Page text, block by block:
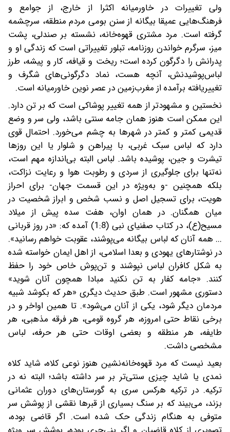
ولی تغییرات در خاورمیانه اکثرا از خارج، از جوامع و
فرهنگ‌هایی عمیقا بیگانه از سنن بومی مردم منطقه، سرچشمه
گرفته است. مرد مشتری قهوه‌خانه، نشسته بر صندلی، پشت
میز، سرگرم خواندن روزنامه، تبلور تغییراتی است که زندگی او و
پدرانش را دگرگون کرده است؛ ریخت و قیافه، کار و پیشه، طرز
لباس‌پوشیدنش، آنچه هست، نماد دگرگونی‌های شگرف و
تغییر‌یافته برآمده از مغرب‌زمین در عصر نوین خاورمیانه است.
نخستین و مشهودتر از همه تغییر پوشاکی است که بر تن دارد.
این ممکن است هنوز همان جامه سنتی باشد، ولی سر و وضع
قدیمی کمتر و کمتر در شهرها به چشم می‌خورد. احتمال قوی
دارد که لباس سبک غربی، با پیراهن و شلوار‌ یا این روزها
تیشرت و جین، پوشیده باشد. لباس‌ البته‌ بی‌اندازه مهم است،
نه‌تنها برای جلوگیری از سردی و رطوبت هوا و رعایت نزاکت،
بلکه همچنین -و به‌ویژه در این قسمت جهان- برای احراز
هویت، برای تسجیل اصل و نسب شخص و ابراز شخصیت در
میان همگنان. در همان اوان، هفت سده پیش از میلاد
مسیح‌(ع)، در کتاب صفنیای نبی (1:8) آمده که: «در روز قربانی
... همه آنان که لباس بیگانه می‌پوشند، عقوبت خواهم رسانید».
در نوشتارهای یهودی و بعدا اسلامی، از اهل ایمان خواسته شده
به شکل کافران لباس نپوشند و تن‌پوش خاص خود را حفظ
کنند. «جامه کفار به تن نکنید مبادا همچون آنان شوید»
دستوری مشهور است. طبق حدیث دیگری «هر‌ که بکوشد شبیه
مردمان دیگر شود، یکی از آنان می‌شود». تا همین اواخر‌ و در
برخی نقاط حتی امروزه، هر گروه قومی، هر فرقه مذهبی، هر
طایفه، هر منطقه و بعضی اوقات حتی هر حرفه، لباس
مشخصی داشت.
بعید نیست که مرد قهوه‌خانه‌نشین هنوز نوعی کلاه، شاید کلاه
نمدی‌ یا شاید چیزی سنتی‌تر بر سر داشته باشد؛ البته نه در
ترکیه. در ترکیه هر‌کس سری به گورستان‌های دوران عثمانی
بزند، می‌بیند که بر سنگ بسیاری از قبرها نقشی از پوشش سر
متوفی به هنگام زندگی حک شده است. اگر قاضی بوده،